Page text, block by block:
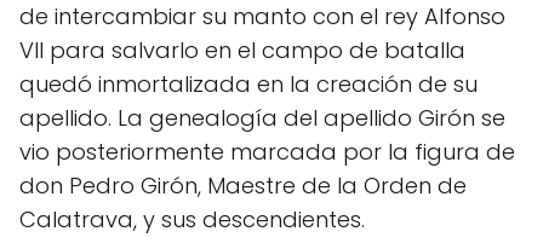
de intercambiar su manto con el rey Alfonso
VII para salvarlo en el campo de batalla
quedó inmortalizada en la creación de su
apellido. La genealogía del apellido Girón se
vio posteriormente marcada por la figura de
don Pedro Girón, Maestre de la Orden de
Calatrava, y sus descendientes.